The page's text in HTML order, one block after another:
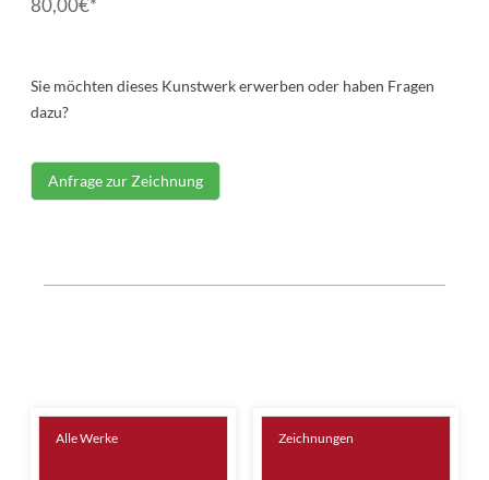
80,00€*
Sie möchten dieses Kunstwerk erwerben oder haben Fragen
dazu?
Anfrage zur Zeichnung
Alle Werke Zeichnungen